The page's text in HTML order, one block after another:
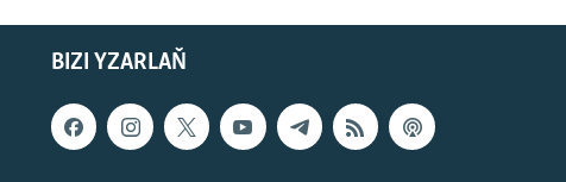
BIZI YZARLAŇ